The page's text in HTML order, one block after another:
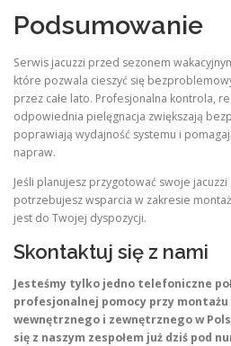
Podsumowanie
Serwis jacuzzi przed sezonem
które pozwala cieszyć się
przez całe lato. Profesjonalna kontrola,
odpowiednia pielęgnacja zwiększają
poprawiają wydajność systemu i
napraw.
Jeśli planujesz przygotować swoje
potrzebujesz wsparcia w zakresie
jest do Twojej dyspozycji.
Skontaktuj się z nami
Jesteśmy tylko jedno telefoniczne
profesjonalnej pomocy przy
wewnętrznego i zewnętrznego w
się z naszym zespołem już dziś pod